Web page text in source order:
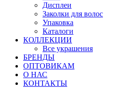
Дисплеи
Заколки для волос
Упаковка
Каталоги
КОЛЛЕКЦИИ
Все украшения
БРЕНДЫ
ОПТОВИКАМ
О НАС
КОНТАКТЫ